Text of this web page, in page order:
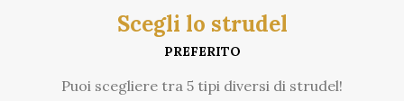
Scegli lo strudel
PREFERITO
Puoi scegliere tra 5 tipi diversi di strudel!